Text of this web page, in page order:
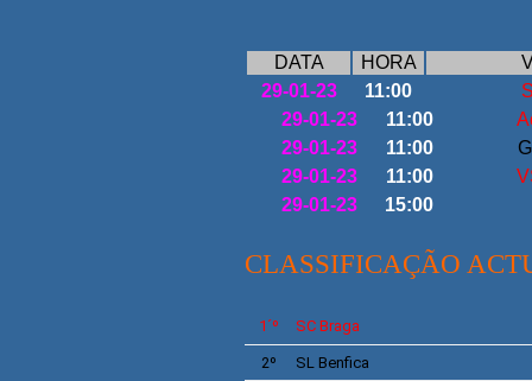
DATA HORA
29-01-23
11:00
29-01-23
11:00
29-01-23
11:00
29-01-23
11:00
29-01-23
15:00
CLASSIFICAÇÃO
1´º SC Braga
2º SL Benfica